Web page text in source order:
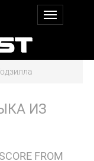
ИЗ
FROM